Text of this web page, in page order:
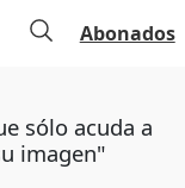
Abonados
sólo acuda a
imagen"